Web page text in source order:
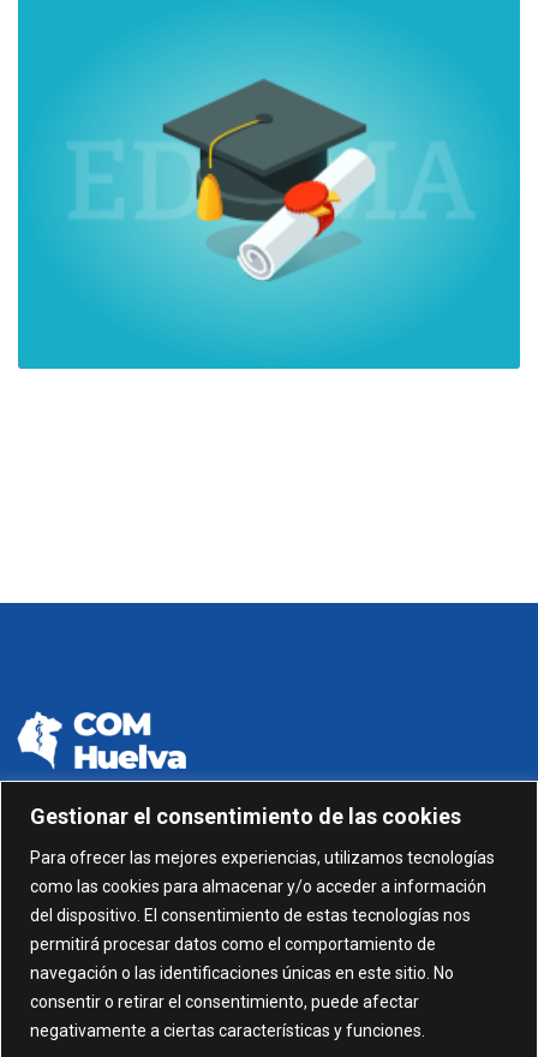
Gestionar el consentimiento de las cookies
Para ofrecer las mejores experiencias, utilizamos tecnologías
como las cookies para almacenar y/o acceder a información
del dispositivo. El consentimiento de estas tecnologías nos
permitirá procesar datos como el comportamiento de
navegación o las identificaciones únicas en este sitio. No
consentir o retirar el consentimiento, puede afectar
negativamente a ciertas características y funciones.
C/ Gonzalez García nº 11, 1º 21003 Huelva
administracion@comhuelva.com